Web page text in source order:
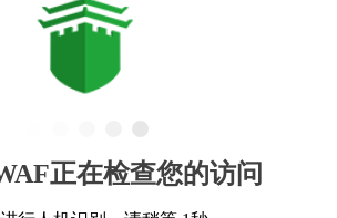
正在检查您的访问